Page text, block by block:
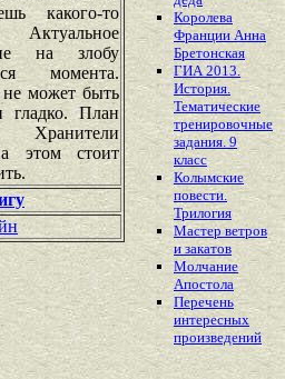
какого-то
на злобу
момента.
может быть
гладко. План
Хранители
этом стоит
Королева
Франции Анна
Бретонская
ГИА 2013.
История.
Тематические
тренировочные
задания. 9
класс
Колымские
повести.
Трилогия
Мастер ветров
и закатов
Молчание
Апостола
Перечень
интересных
произведений